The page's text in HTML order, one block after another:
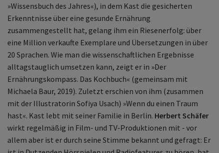
»Wissensbuch des Jahres«), in dem Kast die gesicherten
Erkenntnisse über eine gesunde Ernährung
zusammengestellt hat, gelang ihm ein Riesenerfolg: über
eine Million verkaufte Exemplare und Übersetzungen in über
20 Sprachen. Wie man die wissenschaftlichen Ergebnisse
alltagstauglich umsetzen kann, zeigt er in »Der
Ernährungskompass. Das Kochbuch« (gemeinsam mit
Michaela Baur, 2019). Zuletzt erschien von ihm (zusammen
mit der Illustratorin Sofiya Usach) »Wenn du einen Traum
hast«. Kast lebt mit seiner Familie in Berlin. Herbert Schäfer
wirkt regelmäßig in Film- und TV-Produktionen mit - vor
allem aber ist er durch seine Stimme bekannt und gefragt: Er